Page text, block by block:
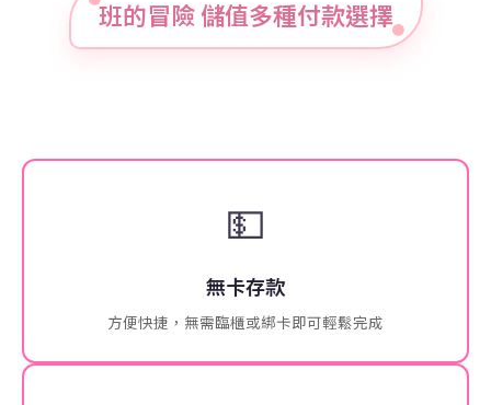
班的冒險 儲值多種付款選擇
💵
無卡存款
方便快捷，無需臨櫃或綁卡即可輕鬆完成